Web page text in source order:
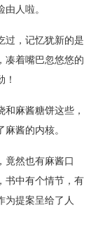
人啦。
过，记忆犹新的是
凑着嘴巴忽悠悠的
麻酱糖饼这些，
酱的内核。
竟然也有麻酱口
书中有个情节，有
为提案呈给了人